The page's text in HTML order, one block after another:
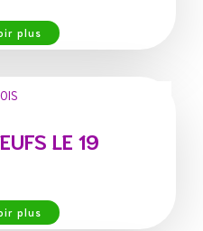
plus
LE 19
plus